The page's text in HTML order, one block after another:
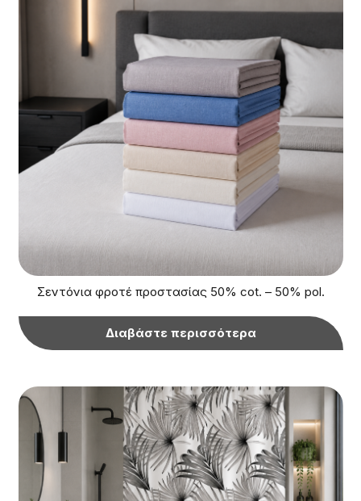
Σεντόνια φροτέ προστασίας 50% cot. – 50% pol.
Διαβάστε περισσότερα